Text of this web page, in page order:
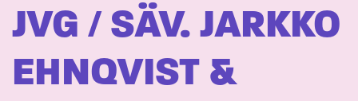
JVG / SÄV. JARKKO
EHNQVIST &